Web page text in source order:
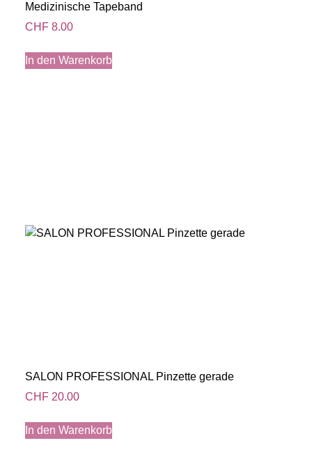
Medizinische Tapeband
CHF 8.00
In den Warenkorb
SALON PROFESSIONAL Pinzette gerade
CHF 20.00
In den Warenkorb